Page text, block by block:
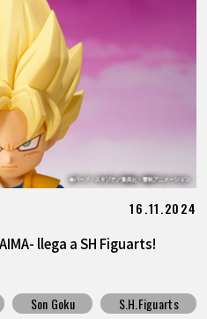
16.11.2024
llega a SH Figuarts!
Son Goku
S.H.Figuarts